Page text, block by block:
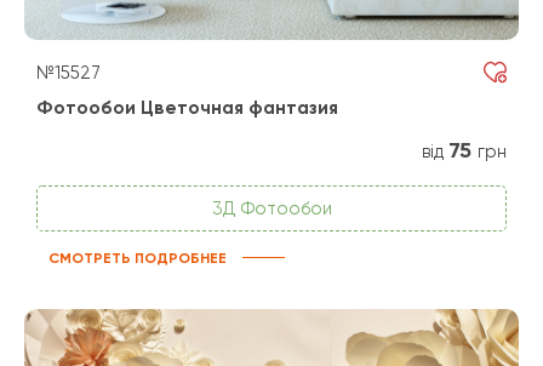
№15527
Фотообои Цветочная фантазия
від 75 грн
3Д Фотообои
СМОТРЕТЬ ПОДРОБНЕЕ